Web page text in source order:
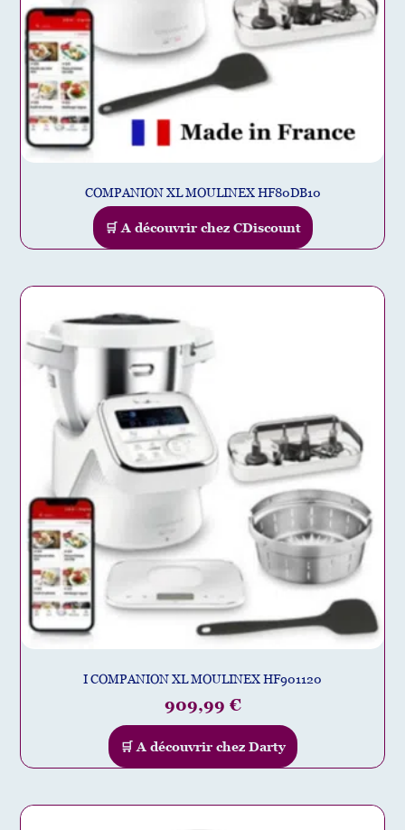
COMPANION XL MOULINEX HF80DB10
🛒 A découvrir chez CDiscount
I COMPANION XL MOULINEX HF901120
909,99 €
🛒 A découvrir chez Darty